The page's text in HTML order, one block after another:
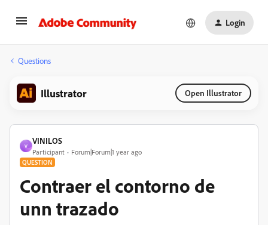
Login
Questions
Illustrator Open Illustrator
V
VINILOS
Participant Forum|Forum|1 year ago
QUESTION
Contraer el contorno de
unn trazado